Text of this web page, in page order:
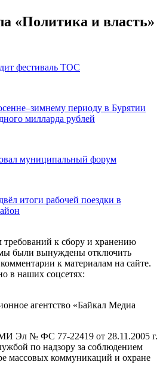
«Политика и власть»
фестиваль ТОС
периоду в Бурятии
милларда рублей
муниципальный форум
итоги рабочей поездки в
требований к сбору и хранению
были вынуждены отключить
к материалам на сайте.
в наших соцсетях:
агентство «Байкал Медиа
Эл № ФС 77-22419 от 28.11.2005 г.
по надзору за соблюдением
массовых коммуникаций и охране